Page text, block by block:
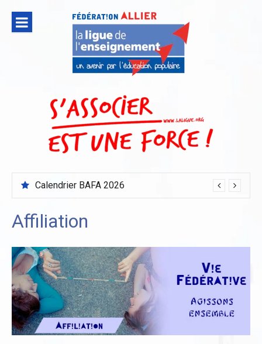
contenu
Calendrier BAFA 2026
Affiliation